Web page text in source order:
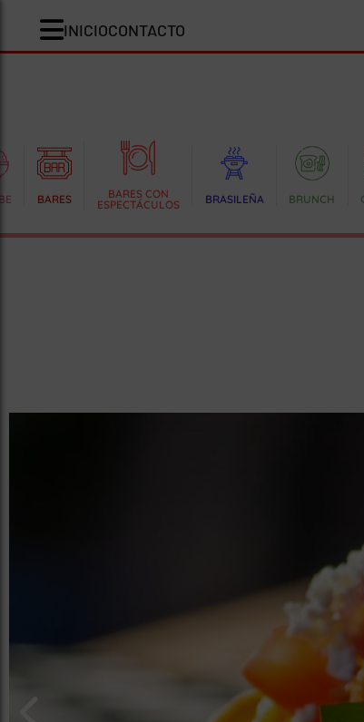
INICIOCONTACTO
BARES
BARES CON
ESPECTÁCULOS
BRASILEÑA BRUNCH